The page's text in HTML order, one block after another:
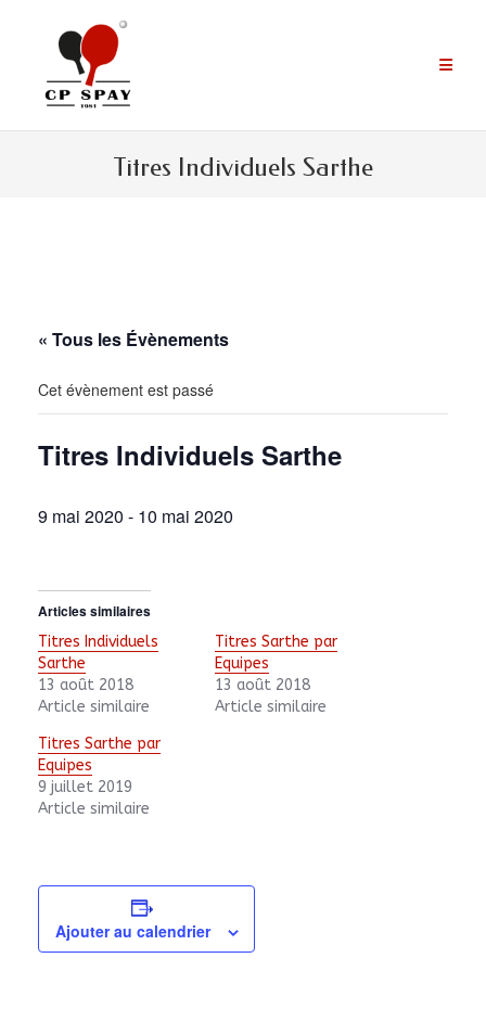
contenu
Titres Individuels Sarthe
« Tous les Évènements
Cet évènement est passé
Titres Individuels Sarthe
9 mai 2020 - 10 mai 2020
Articles similaires
Titres Individuels
Sarthe
13 août 2018
Article similaire
Titres Sarthe par
Equipes
13 août 2018
Article similaire
Titres Sarthe par
Equipes
9 juillet 2019
Article similaire
Ajouter au calendrier